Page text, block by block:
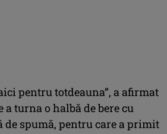
pentru totdeauna”, a afirmat
turna o halbă de bere cu
spumă, pentru care a primit